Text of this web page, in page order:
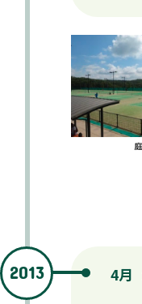
2013 4月